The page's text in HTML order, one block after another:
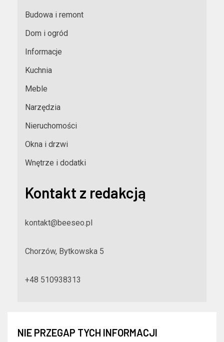
Budowa i remont
Dom i ogród
Informacje
Kuchnia
Meble
Narzędzia
Nieruchomości
Okna i drzwi
Wnętrze i dodatki
Kontakt z redakcją
kontakt@beeseo.pl
Chorzów, Bytkowska 5
+48 510938313
NIE PRZEGAP TYCH INFORMACJI